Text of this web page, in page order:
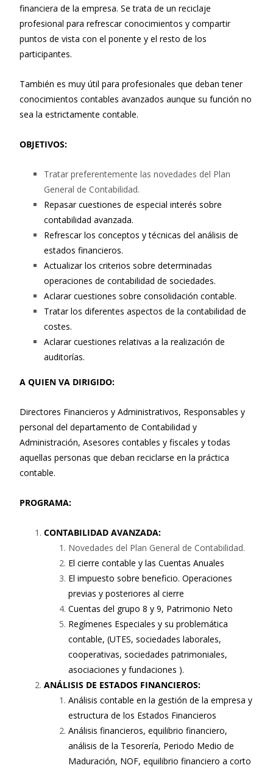
financiera de la empresa. Se trata de un reciclaje
profesional para refrescar conocimientos y compartir
puntos de vista con el ponente y el resto de los
participantes.
También es muy útil para profesionales que deban tener
conocimientos contables avanzados aunque su función no
sea la estrictamente contable.
OBJETIVOS:
Tratar preferentemente las novedades del Plan
General de Contabilidad.
Repasar cuestiones de especial interés sobre
contabilidad avanzada.
Refrescar los conceptos y técnicas del análisis de
estados financieros.
Actualizar los criterios sobre determinadas
operaciones de contabilidad de sociedades.
Aclarar cuestiones sobre consolidación contable.
Tratar los diferentes aspectos de la contabilidad de
costes.
Aclarar cuestiones relativas a la realización de
auditorías.
A QUIEN VA DIRIGIDO:
Directores Financieros y Administrativos, Responsables y
personal del departamento de Contabilidad y
Administración, Asesores contables y fiscales y todas
aquellas personas que deban reciclarse en la práctica
contable.
PROGRAMA:
CONTABILIDAD AVANZADA:
Novedades del Plan General de Contabilidad.
El cierre contable y las Cuentas Anuales
El impuesto sobre beneficio. Operaciones
previas y posteriores al cierre
Cuentas del grupo 8 y 9, Patrimonio Neto
Regímenes Especiales y su problemática
contable, (UTES, sociedades laborales,
cooperativas, sociedades patrimoniales,
asociaciones y fundaciones ).
ANÁLISIS DE ESTADOS FINANCIEROS:
Análisis contable en la gestión de la empresa y
estructura de los Estados Financieros
Análisis financieros, equilibrio financiero,
análisis de la Tesorería, Periodo Medio de
Maduración, NOF, equilibrio financiero a corto